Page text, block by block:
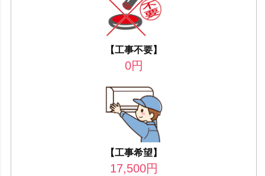
【工事不要】
0円
【工事希望】
17,500円